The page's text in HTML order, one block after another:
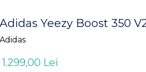
Adidas Yeezy Boost 350
Adidas
1.299,00 Lei